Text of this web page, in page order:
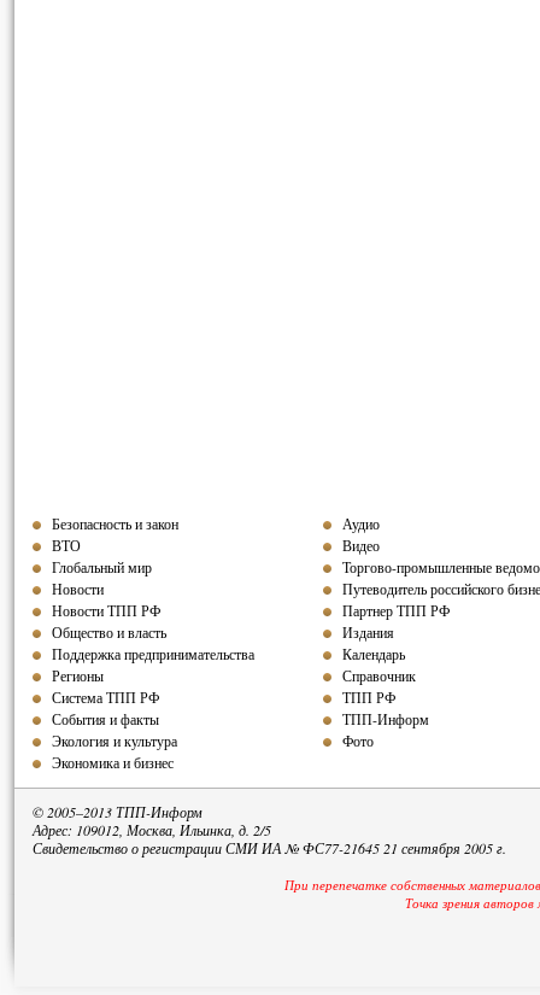
Безопасность и закон
ВТО
Глобальный мир
Новости
Новости ТПП РФ
Общество и власть
Поддержка предпринимательства
Регионы
Система ТПП РФ
События и факты
Экология и культура
Экономика и бизнес
Аудио
Видео
Торгово-промышленные
Путеводитель российского
Партнер ТППРФ
Издания
Календарь
Справочник
ТПП РФ
ТПП-Информ
Фото
© 2005–2013 ТПП-Информ
Адрес: 109012, Москва, Ильинка, д. 2/5
Свидетельство о регистрации СМИ ИА № ФС77-21645 21 сентября 2005 г.
При перепечатке собственных
Точка зрения